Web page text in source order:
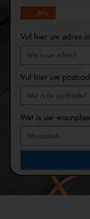
20%
Vul hier uw adres
Vul hier uw
Wat is uw